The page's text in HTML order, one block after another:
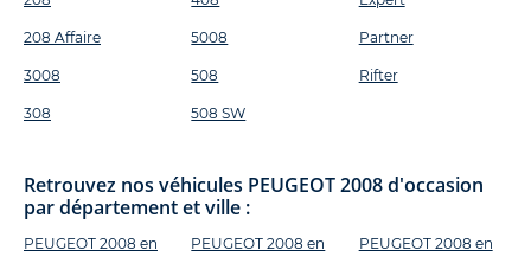
208 Affaire
3008
308
5008
508
508 SW
Partner
Rifter
Retrouvez nos véhicules PEUGEOT 2008 d'occasion
par département et ville :
PEUGEOT 2008 en
PEUGEOT 2008 en
PEUGEOT 2008 en